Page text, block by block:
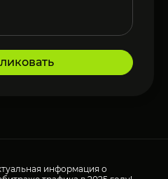
информация о